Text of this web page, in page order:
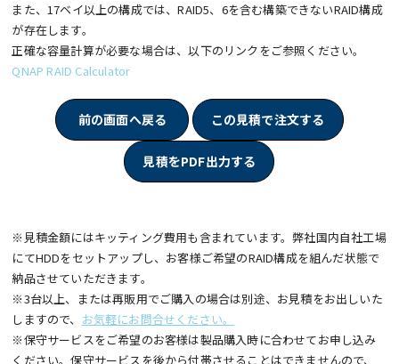
また、17ベイ以上の構成では、RAID5、6を含む構築できないRAID構成
が存在します。
正確な容量計算が必要な場合は、以下のリンクをご参照ください。
QNAP RAID Calculator
前の画面へ戻る この見積で注文する
見積をPDF出力する
※見積金額にはキッティング費用も含まれています。弊社国内自社工場
にてHDDをセットアップし、お客様ご希望のRAID構成を組んだ状態で
納品させていただきます。
※3台以上、または再販用でご購入の場合は別途、お見積をお出しいた
しますので、 お気軽にお問合せください。
※保守サービスをご希望のお客様は製品購入時に合わせてお申し込み
ください。保守サービスを後から付帯させることはできませんので、